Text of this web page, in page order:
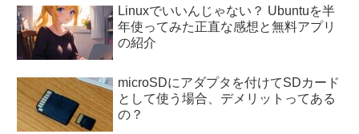
Linuxでいいんじゃない？ Ubuntuを半
年使ってみた正直な感想と無料アプリ
の紹介
microSDにアダプタを付けてSDカード
として使う場合、デメリットってある
の？